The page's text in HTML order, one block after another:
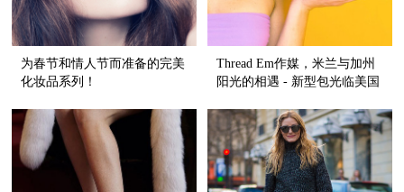
为春节和情人节而准备的完美
化妆品系列！
Thread Em作媒，米兰与加州
阳光的相遇 - 新型包光临美国